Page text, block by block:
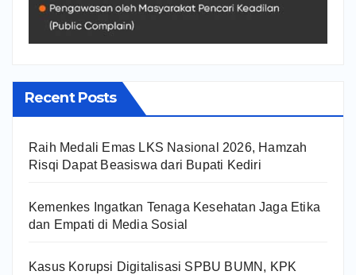
Recent Posts
Raih Medali Emas LKS Nasional 2026, Hamzah
Risqi Dapat Beasiswa dari Bupati Kediri
Kemenkes Ingatkan Tenaga Kesehatan Jaga Etika
dan Empati di Media Sosial
Kasus Korupsi Digitalisasi SPBU BUMN, KPK